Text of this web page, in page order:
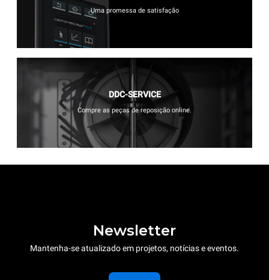
Uma promessa de satisfação
DDC-SERVICE
Compre as peças de reposição online.
Newsletter
Mantenha-se atualizado em projetos, notícias e eventos.